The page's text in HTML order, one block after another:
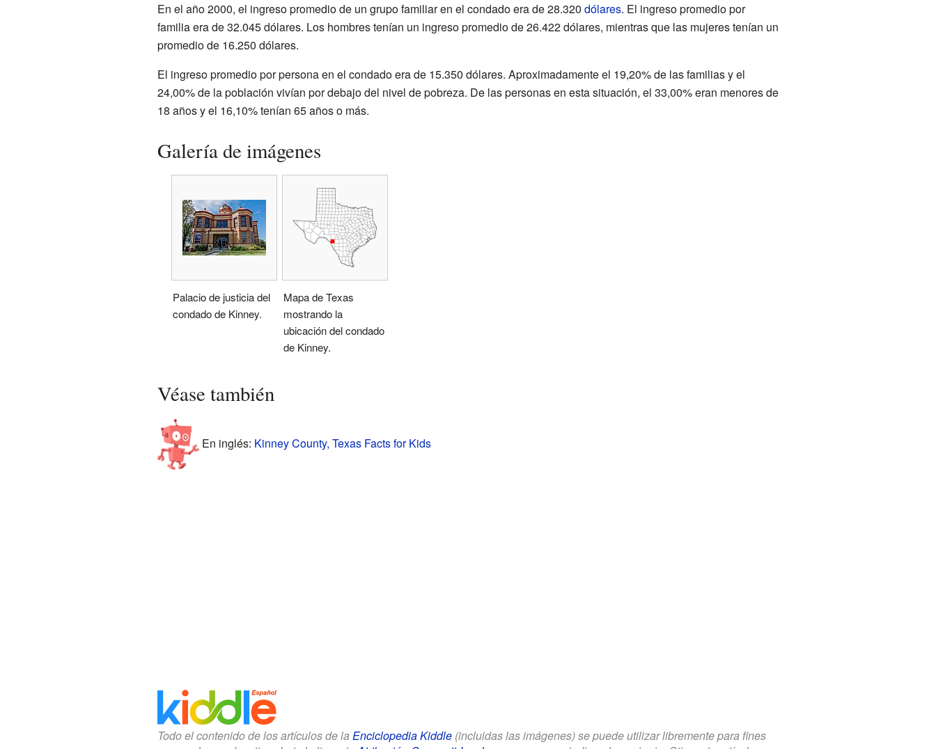
En el año 2000, el ingreso promedio de un grupo familiar en el condado era de 28.320 dólares. El ingreso promedio por
familia era de 32.045 dólares. Los hombres tenían un ingreso promedio de 26.422 dólares, mientras que las mujeres tenían un
promedio de 16.250 dólares.
El ingreso promedio por persona en el condado era de 15.350 dólares. Aproximadamente el 19,20% de las familias y el
24,00% de la población vivían por debajo del nivel de pobreza. De las personas en esta situación, el 33,00% eran menores de
18 años y el 16,10% tenían 65 años o más.
Galería de imágenes
Palacio de justicia del
condado de Kinney.
Mapa de Texas
mostrando la
ubicación del condado
de Kinney.
Véase también
En inglés: Kinney County, Texas Facts for Kids
Todo el contenido de los artículos de la Enciclopedia Kiddle(incluidas las imágenes) se puede utilizar libremente para fines